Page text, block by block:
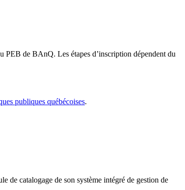
PEB de BAnQ. Les étapes d’inscription dépendent du
publiques québécoises.
de catalogage de son système intégré de gestion de